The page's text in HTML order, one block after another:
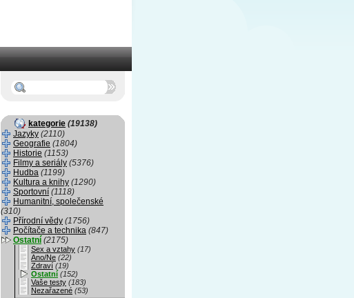
kategorie (19138)
Jazyky (2110)
Geografie (1804)
Historie (1153)
Filmy a seriály (5376)
Hudba (1199)
Kultura a knihy (1290)
Sportovní (1118)
Humanitní, společenské
(310)
Přírodní vědy (1756)
Počítače a technika (847)
Ostatní (2175)
Sex a vztahy (17)
Ano/Ne (22)
Zdraví (19)
Ostatní (152)
Vaše testy (183)
Nezařazené (53)